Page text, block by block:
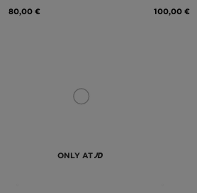
80,00 € 100,00 €
ONLY AT